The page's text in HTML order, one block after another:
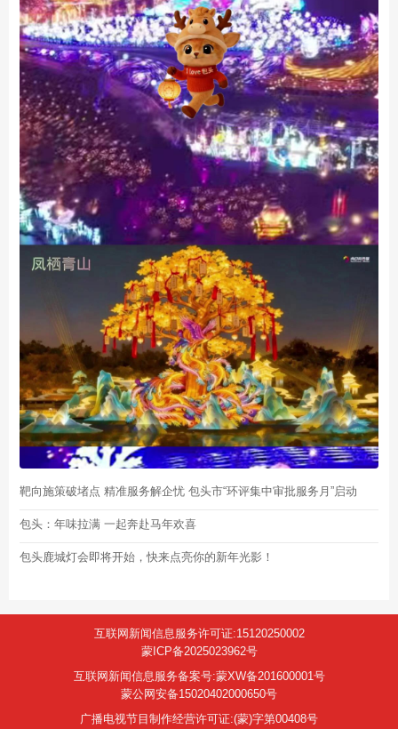
靶向施策破堵点 精准服务解企忧 包头市“环评集中审批服务月”启动
包头：年味拉满 一起奔赴马年欢喜
包头鹿城灯会即将开始，快来点亮你的新年光影！
互联网新闻信息服务许可证:15120250002
蒙ICP备2025023962号
互联网新闻信息服务备案号:蒙XW备201600001号
蒙公网安备15020402000650号
广播电视节目制作经营许可证:(蒙)字第00408号